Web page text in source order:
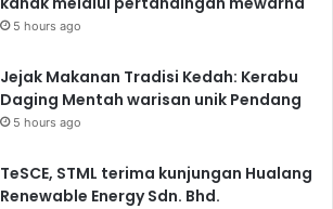
5 hours ago
Jejak Makanan Tradisi Kedah: Kerabu
Daging Mentah warisan unik Pendang
5 hours ago
TeSCE, STML terima kunjungan Hualang
Renewable Energy Sdn. Bhd.